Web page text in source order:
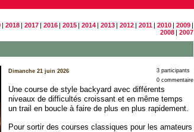
| 2018 | 2017 | 2016 | 2015 | 2014 | 2013 | 2012 | 2011 | 2010 | 2009 |
2008 | 2007
3 participants
0 commentaire
Dimanche 21 juin 2026
Une course de style backyard avec différents
niveaux de difficultés croissant et en même temps
un trail en boucle à faire de plus en plus rapidement.
Pour sortir des courses classiques pour les amateurs